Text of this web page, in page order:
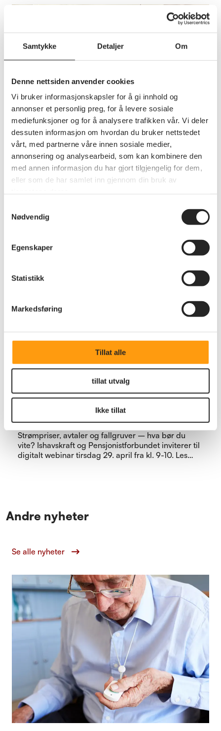
Samtykke Detaljer Om
Denne nettsiden anvender cookies
Vi bruker informasjonskapsler for å gi innhold og
annonser et personlig preg, for å levere sosiale
mediefunksjoner og for å analysere trafikken vår. Vi deler
dessuten informasjon om hvordan du bruker nettstedet
vårt, med partnerne våre innen sosiale medier,
annonsering og analysearbeid, som kan kombinere den
med annen informasjon du har gjort tilgjengelig for dem,
eller som de har samlet inn gjennom din bruk av
Nødvendig
Egenskaper
Statistikk
Markedsføring
Tillat alle
tillat utvalg
Ikke tillat
Politikk
Møt oss på Arendalsuka 2025
Pensjonistforbundet arrangerer debatter, og deltar
2025. Her finner du oversikten.
Webinar om strømavtaler
Strømpriser, avtaler og fallgruver – hva bør du
vite? Ishavskraft og Pensjonistforbundet inviterer til
digitalt webinar tirsdag 29. april fra kl. 9-10. Les
Andre nyheter
Se alle nyheter